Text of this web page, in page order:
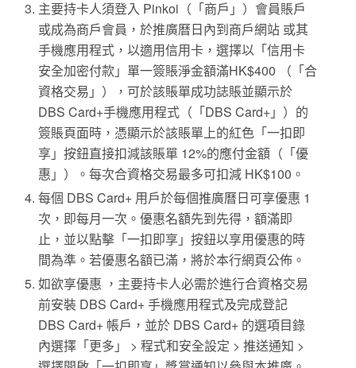
主要持卡人須登入 Pinkoi（「商戶」）會員賬戶
或成為商戶會員，於推廣曆日內到商戶網站 或其
手機應用程式，以適用信用卡，選擇以「信用卡
安全加密付款」單一簽賬淨金額滿HK$400 （「合
資格交易」），可於該賬單成功誌賬並顯示於
DBS Card+手機應用程式（「DBS Card+」）的
簽賬頁面時，憑顯示於該賬單上的紅色「一扣即
享」按鈕直接扣減該賬單 12%的應付金額（「優
惠」）。每次合資格交易最多可扣減 HK$100。
每個 DBS Card+ 用戶於每個推廣曆日可享優惠 1
次，即每月一次。優惠名額先到先得，額滿即
止，並以點擊「一扣即享」按鈕以享用優惠的時
間為準。若優惠名額已滿，將於本行網頁公佈。
如欲享優惠 ，主要持卡人必需於進行合資格交易
前安裝 DBS Card+ 手機應用程式及完成登記
DBS Card+ 帳戶，並於 DBS Card+ 的選項目錄
內選擇「更多」 > 程式和安全設定 > 推送通知 >